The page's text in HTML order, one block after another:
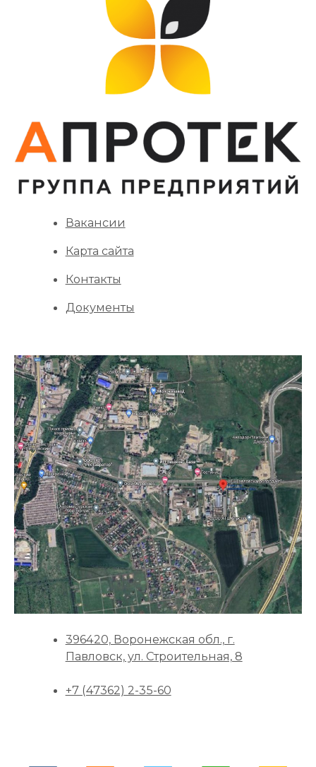
Вакансии
Карта сайта
Контакты
Документы
396420, Воронежская обл., г.
Павловск, ул. Строительная, 8
+7 (47362) 2-35-60